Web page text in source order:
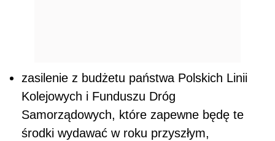
będzie można aż do listopada. A to oznacza,
że budżet na rok 2020 tak naprawdę
wygaśnie pod koniec roku 2021.
możliwość wsparcia z budżetu Funduszu